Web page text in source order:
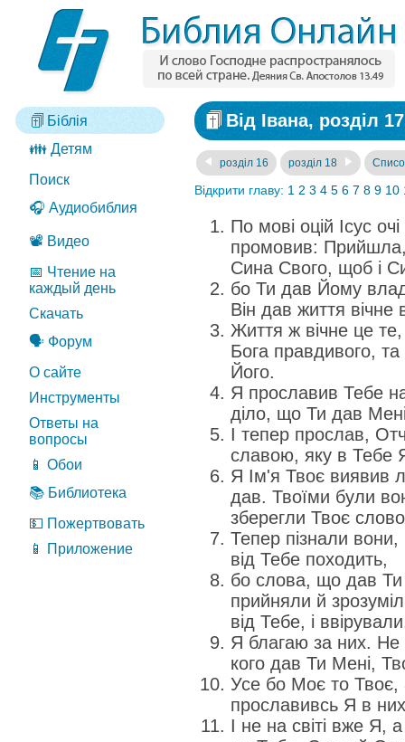
Біблія
👪 Детям
Поиск
🎧 Аудиобиблия
📽️ Видео
📅 Чтение на
каждый день
Скачать
🗣️ Форум
О сайте
Инструменты
Ответы на
вопросы
📱 Обои
📚 Библиотека
💵 Пожертвовать
📱 Приложение
Від Івана, розділ 17
розділ 16 розділ 18
Відкрити главу: 1 2 3 4 5 6 7 8 9 10
По мові оцій Ісус
промовив:
Сина Свого, щоб і
бо Ти дав Йому
Він дав життя
Життя ж вічне це
Бога правдивого,
Його.
Я прославив Тебе
діло, що Ти дав
І тепер прослав,
славою, яку в Тебе
Я Ім'я Твоє виявив
дав. Твоїми були
зберегли Твоє
Тепер пізнали
від Тебе походить,
бо слова, що дав Ти
прийняли й
від Тебе, і
Я благаю за них. Не
кого дав Ти Мені,
Усе бо Моє то Твоє,
прославивсь Я в
І не на світі вже Я,